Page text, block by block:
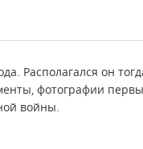
Располагался он
фотографии
войны.